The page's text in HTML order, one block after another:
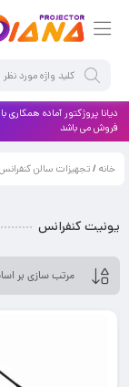
دیانا پروژکتور آماده
فروش می باشد
خانه /تجهیزات سالن کنفرانس
یونیت کنفرانس